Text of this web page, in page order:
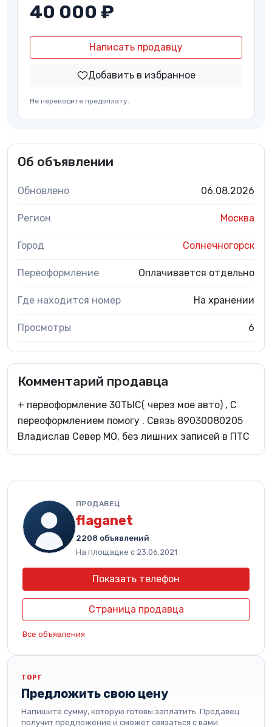
40 000 ₽
Написать продавцу
Добавить в избранное
Не переводите предоплату.
Об объявлении
Обновлено 06.08.2026
Регион Москва
Город Солнечногорск
Переоформление Оплачивается отдельно
Где находится номер На хранении
Просмотры 6
Комментарий продавца
+ переоформление 30ТЫС( через мое авто) , С
переоформлением помогу . Связь 89030080205
Владислав Север МО, без лишних записей в ПТС
ПРОДАВЕЦ
flaganet
2208 объявлений
На площадке с 23.06.2021
Показать телефон
Страница продавца
Все объявления
ТОРГ
Предложить свою цену
Напишите сумму, которую готовы заплатить. Продавец
получит предложение и сможет связаться с вами.